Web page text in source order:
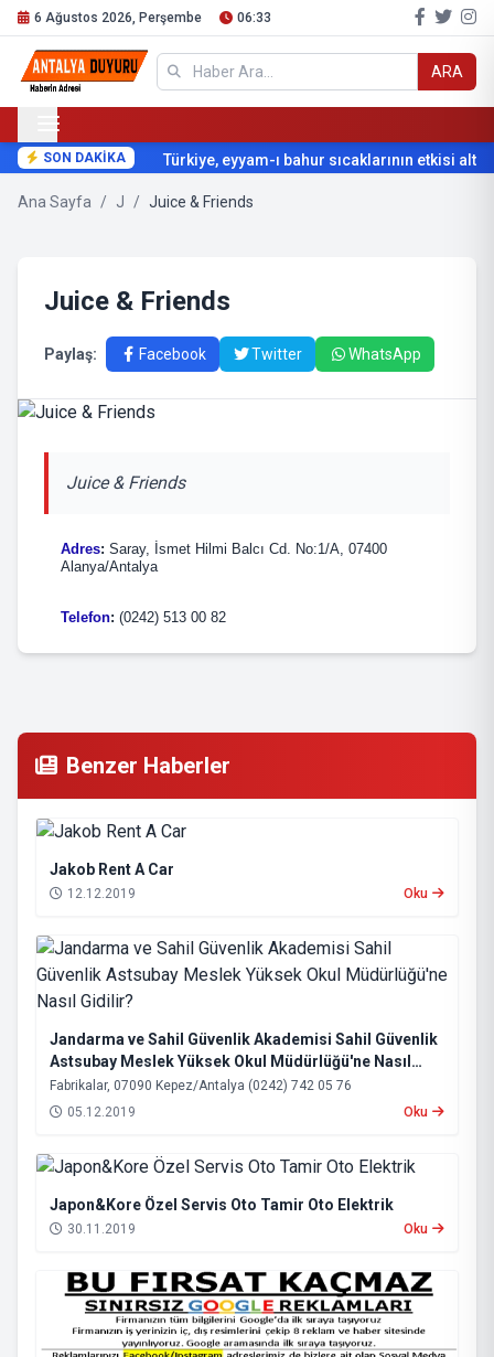
6 Ağustos 2026, Perşembe 06:33
ARA
SON DAKİKA Türkiye, eyyam-ı bahur sıcaklarının etkisi
Ana Sayfa / J / Juice & Friends
Juice & Friends
Paylaş: Facebook Twitter WhatsApp
Juice & Friends
Adres: Saray, İsmet Hilmi Balcı Cd. No:1/A, 07400
Alanya/Antalya
Telefon: (0242) 513 00 82
Benzer Haberler
Jakob Rent A Car
12.12.2019 Oku
Jandarma ve Sahil Güvenlik Akademisi Sahil Güvenlik
Astsubay Meslek Yüksek Okul Müdürlüğü'ne Nasıl
Gidilir?
Fabrikalar, 07090 Kepez/Antalya (0242) 742 05 76
05.12.2019
Oku
Japon&Kore Özel Servis Oto Tamir Oto Elektrik
30.11.2019 Oku